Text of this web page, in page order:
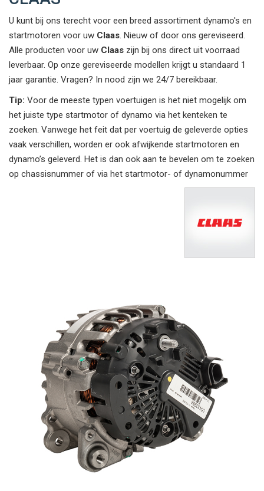
U kunt bij ons terecht voor een breed assortiment dynamo's en
startmotoren voor uw Claas. Nieuw of door ons gereviseerd.
Alle producten voor uw Claas zijn bij ons direct uit voorraad
leverbaar. Op onze gereviseerde modellen krijgt u standaard 1
jaar garantie. Vragen? In nood zijn we 24/7 bereikbaar.
Tip: Voor de meeste typen voertuigen is het niet mogelijk om
het juiste type startmotor of dynamo via het kenteken te
zoeken. Vanwege het feit dat per voertuig de geleverde opties
vaak verschillen, worden er ook afwijkende startmotoren en
dynamo’s geleverd. Het is dan ook aan te bevelen om te zoeken
op chassisnummer of via het startmotor- of dynamonummer